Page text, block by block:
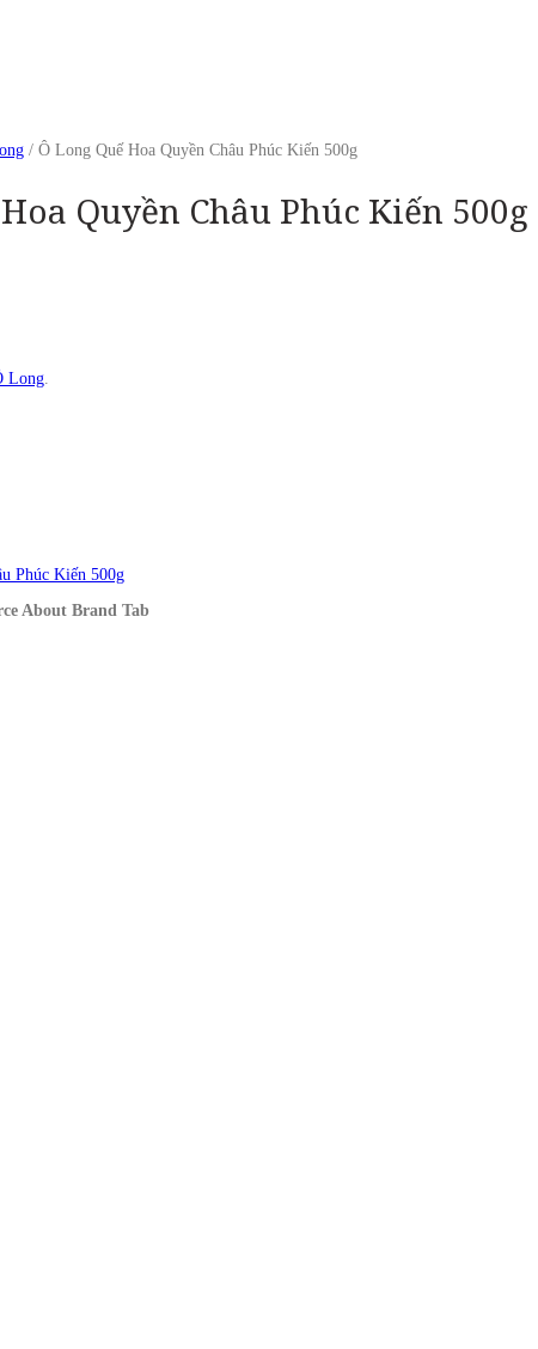
/ Ô Long Quế Hoa Quyền Châu Phúc Kiến 500g
Quyền Châu Phúc Kiến 500g
Long
Phúc Kiến 500g
About Brand Tab